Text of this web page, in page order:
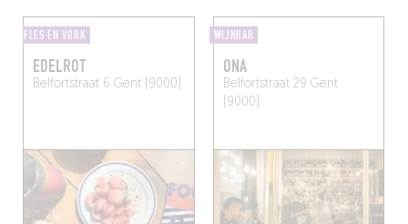
FLES EN VORK
EDELROT
Belfortstraat 6 Gent (9000)
WIJNBAR
ONA
Belfortstraat 29 Gent
(9000)